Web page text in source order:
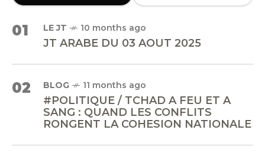
01 LE JT 10 months ago
JT ARABE DU 03 AOUT 2025
02 BLOG 11 months ago
#POLITIQUE / TCHAD A FEU ET A
SANG : QUAND LES CONFLITS
RONGENT LA COHESION NATIONALE